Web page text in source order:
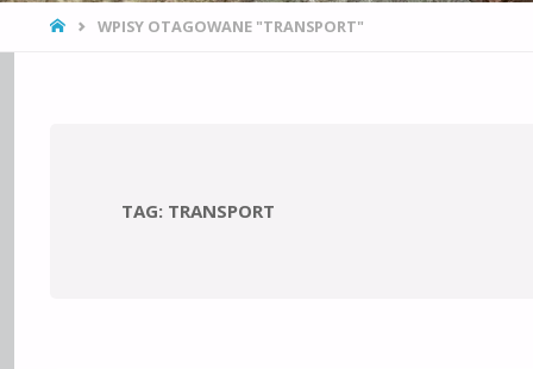
STRONA
WPISY OTAGOWANE "TRANSPORT"
TAG: TRANSPORT